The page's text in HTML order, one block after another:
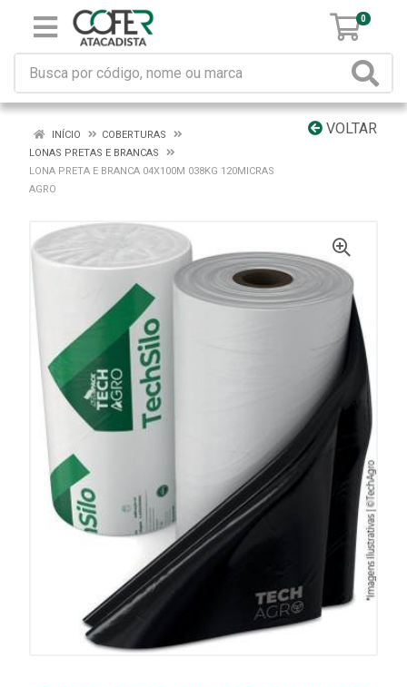
0
VOLTAR
INÍCIO
COBERTURAS
LONAS PRETAS E BRANCAS
LONA PRETA E BRANCA 04X100M 038KG 120MICRAS
AGRO